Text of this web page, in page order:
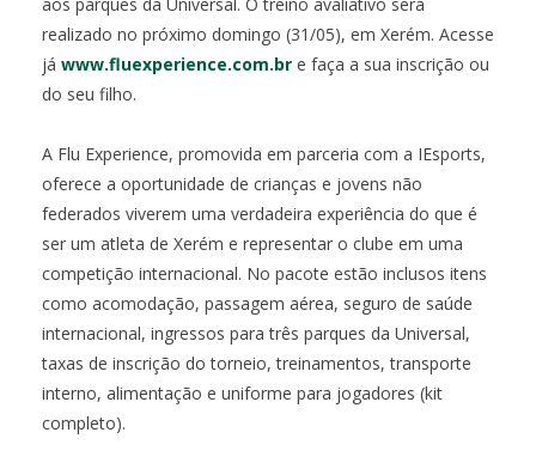
realizado no próximo domingo (31/05), em Xerém. Acesse
já www.fluexperience.com.br e faça a sua inscrição ou
do seu filho.
A Flu Experience, promovida em parceria com a IEsports,
oferece a oportunidade de crianças e jovens não
federados viverem uma verdadeira experiência do que é
ser um atleta de Xerém e representar o clube em uma
competição internacional. No pacote estão inclusos itens
como acomodação, passagem aérea, seguro de saúde
internacional, ingressos para três parques da Universal,
taxas de inscrição do torneio, treinamentos, transporte
interno, alimentação e uniforme para jogadores (kit
completo).